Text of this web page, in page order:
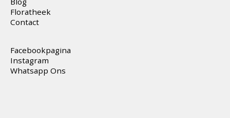
Floratheek
Contact
Facebookpagina
Instagram
Whatsapp Ons